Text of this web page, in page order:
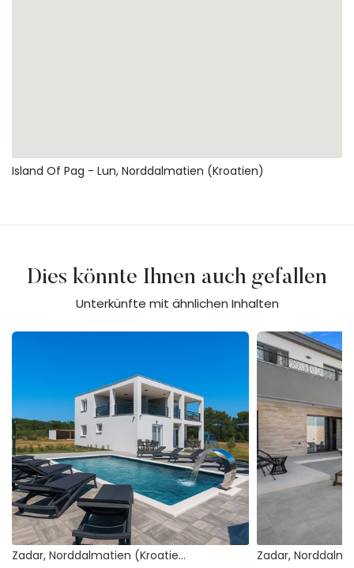
Island Of Pag - Lun, Norddalmatien (Kroatien)
Dies könnte Ihnen auch gefallen
Unterkünfte mit ähnlichen Inhalten
Villa Jani
Zadar, Norddalmatien (Kroatien)
Villa Jollie